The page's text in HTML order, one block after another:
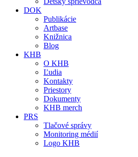
DOK
Publikácie
Artbase
Knižnica
Blog
KHB
O KHB
Ľudia
Kontakty
Priestory
Dokumenty
KHB merch
PRS
Tlačové správy
Monitoring médií
Logo KHB